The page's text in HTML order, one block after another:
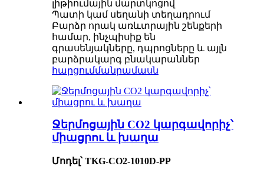
լիթիումային մարտկոցով
Պատի կամ սեղանի տեղադրում
Բարձր որակ առևտրային շենքերի
համար, ինչպիսիք են
գրասենյակները, դպրոցները և այլն
բարձրակարգ բնակարաններ
հարցումմանրամասն
Ջերմոցային CO2 կարգավորիչ՝
միացրու և խաղա
Մոդել՝ TKG-CO2-1010D-PP